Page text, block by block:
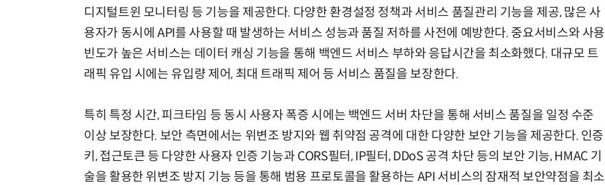
디지털트윈 모니터링 등 기능을 제공한다. 다양한 환경설정 정책과 서비스 품질관리 기능을 제공, 많은 사
용자가 동시에 API를 사용할 때 발생하는 서비스 성능과 품질 저하를 사전에 예방한다. 중요서비스와 사용
빈도가 높은 서비스는 데이터 캐싱 기능을 통해 백엔드 서비스 부하와 응답시간을 최소화했다. 대규모 트
래픽 유입 시에는 유입량 제어, 최대 트래픽 제어 등 서비스 품질을 보장한다.
특히 특정 시간, 피크타임 등 동시 사용자 폭증 시에는 백엔드 서버 차단을 통해 서비스 품질을 일정 수준
이상 보장한다. 보안 측면에서는 위변조 방지와 웹 취약점 공격에 대한 다양한 보안 기능을 제공한다. 인증
키, 접근토큰 등 다양한 사용자 인증 기능과 CORS필터, IP필터, DDoS 공격 차단 등의 보안 기능, HMAC 기
술을 활용한 위변조 방지 기능 등을 통해 범용 프로토콜을 활용하는 API 서비스의 잠재적 보안약점을 최소